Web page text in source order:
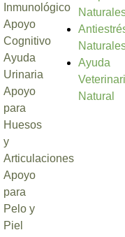
Inmunológico
Apoyo
Cognitivo
Ayuda
Urinaria
Apoyo
para
Huesos
y
Articulaciones
Apoyo
para
Pelo y
Piel
Ayuda
Natural